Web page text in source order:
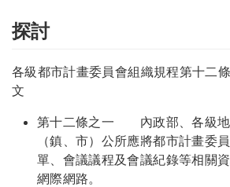
探討
各級都市計畫委員會組織規程第十二
文
第十二條之一 內政部、各級地
（鎮、市）公所應將都市計畫委
單、會議議程及會議紀錄等相關
網際網路。